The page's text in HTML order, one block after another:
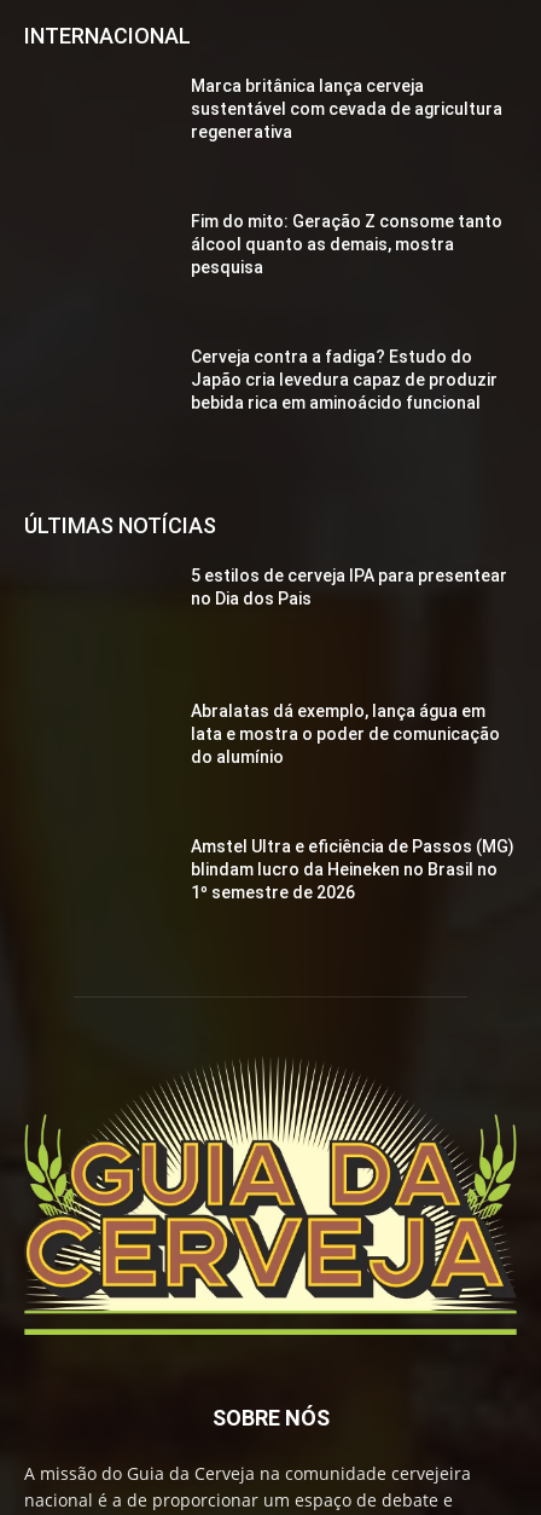
INTERNACIONAL
Marca britânica lança cerveja
sustentável com cevada de agricultura
regenerativa
Fim do mito: Geração Z consome tanto
álcool quanto as demais, mostra
pesquisa
Cerveja contra a fadiga? Estudo do
Japão cria levedura capaz de produzir
bebida rica em aminoácido funcional
ÚLTIMAS NOTÍCIAS
5 estilos de cerveja IPA para presentear
no Dia dos Pais
Abralatas dá exemplo, lança água em
lata e mostra o poder de comunicação
do alumínio
Amstel Ultra e eficiência de Passos (MG)
blindam lucro da Heineken no Brasil no
1º semestre de 2026
SOBRE NÓS
A missão do Guia da Cerveja na comunidade cervejeira
nacional é a de proporcionar um espaço de debate e